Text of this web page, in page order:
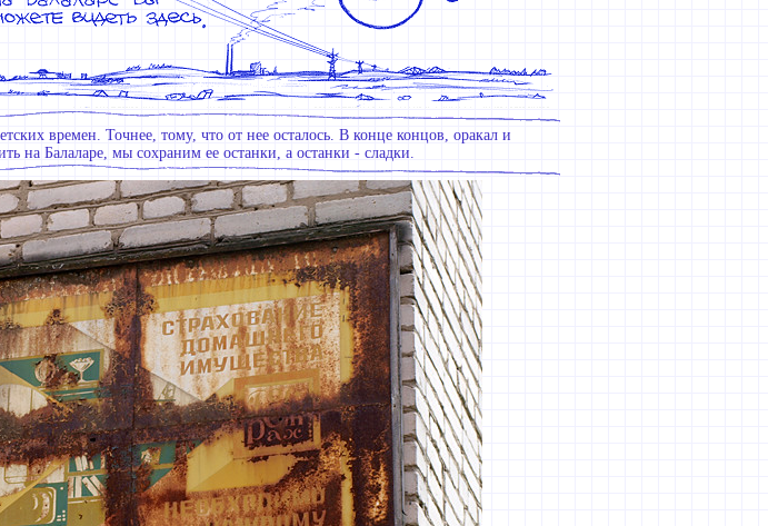
времен. Точнее, тому, что от нее осталось. В конце концов, оракал и
на Балаларе, мы сохраним ее останки, а останки - сладки.